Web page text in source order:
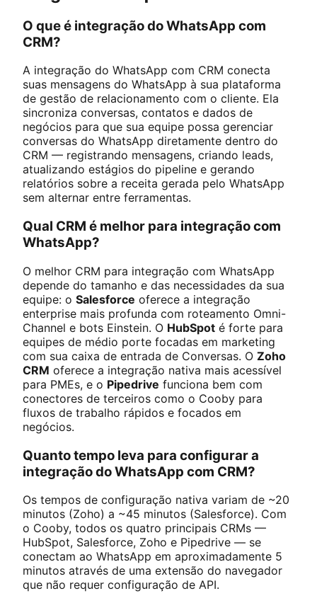
O que é integração do WhatsApp com
CRM?
A integração do WhatsApp com CRM conecta
suas mensagens do WhatsApp à sua plataforma
de gestão de relacionamento com o cliente. Ela
sincroniza conversas, contatos e dados de
negócios para que sua equipe possa gerenciar
conversas do WhatsApp diretamente dentro do
CRM — registrando mensagens, criando leads,
atualizando estágios do pipeline e gerando
relatórios sobre a receita gerada pelo WhatsApp
sem alternar entre ferramentas.
Qual CRM é melhor para integração com
WhatsApp?
O melhor CRM para integração com WhatsApp
depende do tamanho e das necessidades da sua
equipe: o Salesforce oferece a integração
enterprise mais profunda com roteamento Omni-
Channel e bots Einstein. O HubSpot é forte para
equipes de médio porte focadas em marketing
com sua caixa de entrada de Conversas. O Zoho
CRM oferece a integração nativa mais acessível
para PMEs, e o Pipedrive funciona bem com
conectores de terceiros como o Cooby para
fluxos de trabalho rápidos e focados em
negócios.
Quanto tempo leva para configurar a
integração do WhatsApp com CRM?
Os tempos de configuração nativa variam de ~20
minutos (Zoho) a ~45 minutos (Salesforce). Com
o Cooby, todos os quatro principais CRMs —
HubSpot, Salesforce, Zoho e Pipedrive — se
conectam ao WhatsApp em aproximadamente 5
minutos através de uma extensão do navegador
que não requer configuração de API.